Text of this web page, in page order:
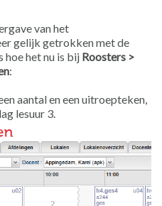
van het
gelijk getrokken met de
hoe het nu is bij Roosters >
:
aantal en een uitroepteken,
lesuur 3.